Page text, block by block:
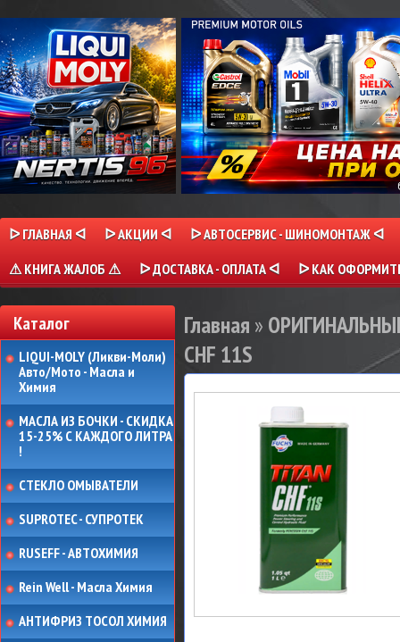
ᐅ ГЛАВНАЯ ᐊ ᐅ АКЦИИ ᐊ
ᐅ АВТОСЕРВИС - ШИНОМОНТАЖ ᐊ
⚠ КНИГА ЖАЛОБ ⚠
ᐅ ДОСТАВКА - ОПЛАТА ᐊ ᐅ КАК
Каталог
LIQUI-MOLY (Ликви-Моли)
Авто/Мото - Масла и
Химия
МАСЛА ИЗ БОЧКИ - СКИДКА
15-25% С КАЖДОГО ЛИТРА
!
СТЕКЛО ОМЫВАТЕЛИ
SUPROTEC - СУПРОТЕК
RUSEFF - АВТОХИМИЯ
Rein Well - Масла Химия
АНТИФРИЗ ТОСОЛ ХИМИЯ
Главная »
CHF 11S